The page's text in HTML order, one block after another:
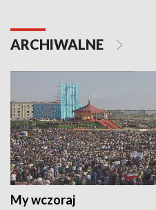
ARCHIWALNE
My wczoraj